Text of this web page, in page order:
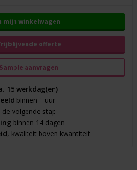
mijn winkelwagen
offerte
Sample aanvragen
15 werkdag(en)
binnen 1 uur
de volgende stap
binnen 14 dagen
, kwaliteit boven kwantiteit